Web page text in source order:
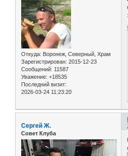
Откуда: Воронеж, Северный, Храм
Зарегистрирован: 2015-12-23
Сообщений: 11587
Уважение: +18535
Последний визит:
2026-03-24 11:23:20
Сергей Ж.
Совет Клуба